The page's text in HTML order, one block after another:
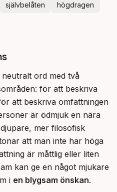
självbelåten
högdragen
ord med två
för att beskriva
att beskriva omfattningen
är ödmjuk en nära
mer filosofisk
att man inte har höga
är måttlig eller liten
kan ge en något mjukare
i en blygsam önskan.